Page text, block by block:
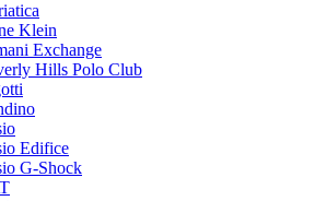
Klein
Exchange
Hills Polo Club
Edifice
G-Shock